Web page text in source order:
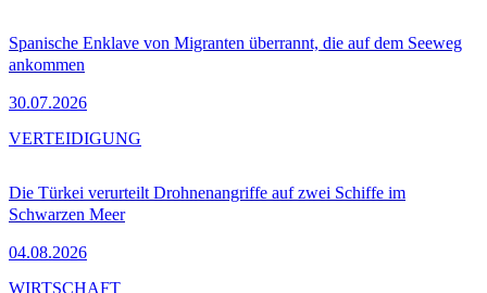
Spanische Enklave von Migranten überrannt, die auf dem Seeweg
ankommen
30.07.2026
Die Türkei verurteilt Drohnenangriffe auf zwei Schiffe im
Schwarzen Meer
04.08.2026
VERTEIDIGUNG
WIRTSCHAFT